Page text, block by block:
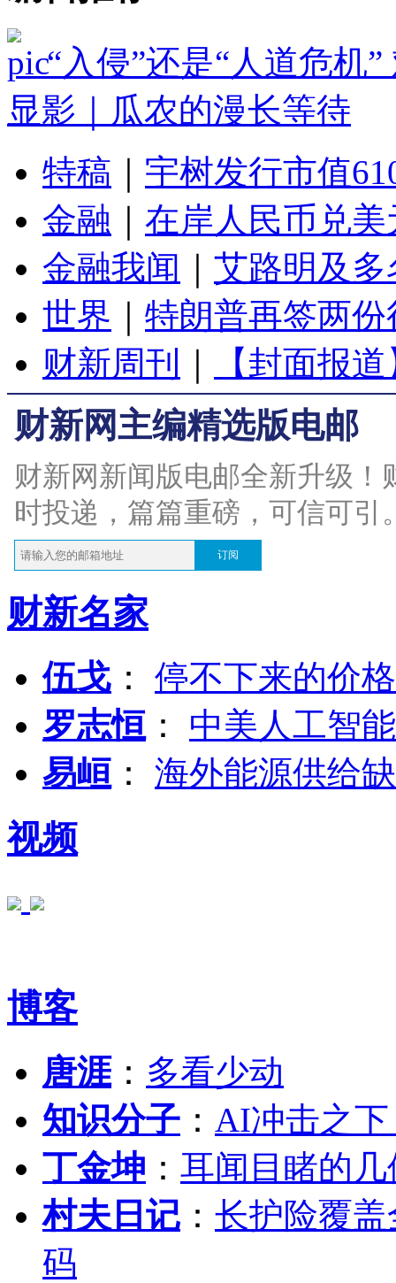
“入侵”还是“人道危机
显影｜瓜农的漫长等待
特稿
宇树发行市值
金融
在岸人民币兑
金融我闻
艾路明及
世界
特朗普再签两
财新周刊
【封面报
财新网主编精选版电邮
财新网新闻版电邮全新升级
时投递，篇篇重磅，可信可引
订阅
财新名家
伍戈 ： 停不下来的价
罗志恒 ： 中美人工智
易峘 ： 海外能源供给
视频
博客
唐涯： 多看少动
知识分子 ： AI冲击之
丁金坤 ： 耳闻目睹的
村夫日记 ： 长护险覆
码